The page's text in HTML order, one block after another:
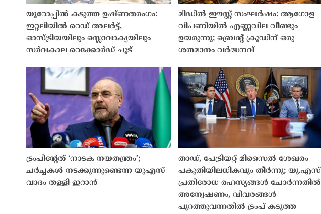
യൂറോപ്പിൽ കടുത്ത ഉഷ്ണതരംഗം:
ഇറ്റലിയിൽ റെഡ് അലർട്ട്,
ഓസ്ട്രിയയിലും സ്ലൊവാക്യയിലും
സർവകാല റെക്കോർഡ് ചൂട്
മിഡിൽ ഈസ്റ്റ് സംഘർഷം: ആഗോള
വിപണിയിൽ എണ്ണവില വീണ്ടും
ഉയരുന്നു; ബ്രെൻ്റ് ക്രൂഡിന് ഒരു
ശതമാനം വർദ്ധനവ്
ട്രംപിൻ്റേത് ‘നാടക നയതന്ത്രം’;
ചർച്ചകൾ നടക്കുന്നുണ്ടെന്ന യുഎസ്
വാദം തള്ളി ഇറാൻ
താഡ്, പേട്രിയറ്റ് മിസൈൽ ശേഖരം
പകുതിയിലധികവും തീർന്നു; യു.എസ്
പ്രതിരോധ രഹസ്യങ്ങൾ ചോർന്നതിൽ
അന്വേഷണം, വിവരങ്ങൾ
പുറത്തുവന്നതിൽ ട്രംപ് കടുത്ത